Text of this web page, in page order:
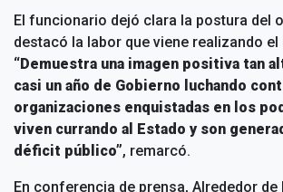
El funcionario dejó clara la postura del
destacó la labor que viene realizando el
“Demuestra una imagen positiva tan
casi un año de Gobierno luchando
organizaciones enquistadas en los
viven currando al Estado y son
déficit público”, remarcó.
En conferencia de prensa, Alrededor de